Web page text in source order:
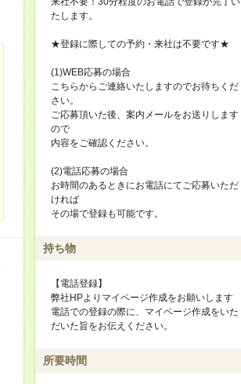
たします。
★登録に際しての予約・来社は不要です★
(1)WEB応募の場合
こちらからご連絡いたしますのでお待ちくだ
さい。
ご応募頂いた後、案内メールをお送りします
ので
内容をご確認ください。
(2)電話応募の場合
お時間のあるときにお電話にてご応募いただ
ければ
その場で登録も可能です。
持ち物
【電話登録】
弊社HPよりマイページ作成をお願いします
電話での登録の際に、マイページ作成をいた
だいた旨をお伝えください。
所要時間